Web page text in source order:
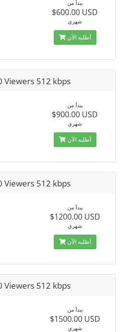
يبدأ من
$600.00 USD
شهري
أطلبه الآن
Viewers 512 kbps
يبدأ من
$900.00 USD
شهري
أطلبه الآن
Viewers 512 kbps
يبدأ من
$1200.00 USD
شهري
أطلبه الآن
Viewers 512 kbps
يبدأ من
$1500.00 USD
شهري